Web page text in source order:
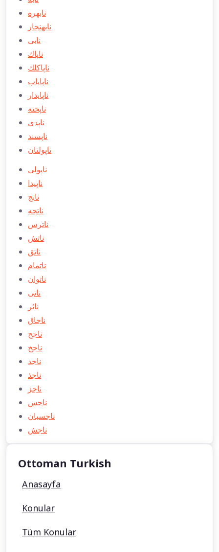
نابهره
نابهنجار
نابی
ناپاك
ناپاكلك
ناپاياب
ناپايدار
ناپخته
ناپدی
ناپسند
ناپولتان
ناپولی
ناپیدا
ناتج
ناتجه
ناترس
ناتش
ناتق
ناتمام
ناتوان
ناتی
ناثر
ناجاق
ناجح
ناجخ
ناجد
ناجذ
ناجز
ناجس
ناجسبان
ناجش
Ottoman Turkish
Anasayfa
Konular
Tüm Konular